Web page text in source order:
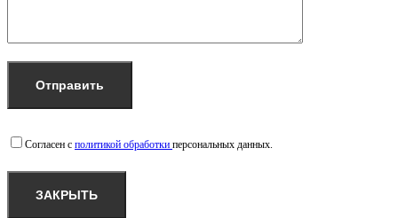
Согласен с политикой обработки персональных данных.
ЗАКРЫТЬ